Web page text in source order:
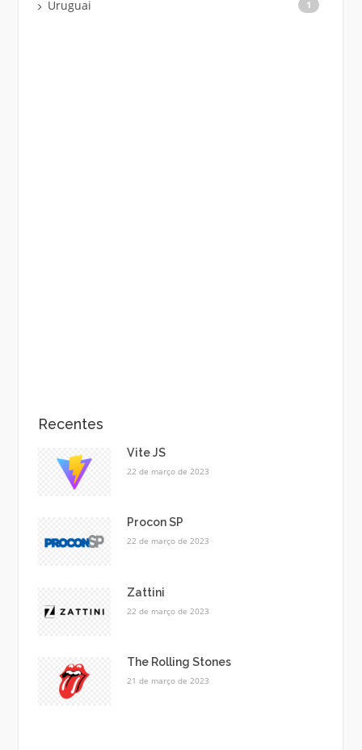
Uruguai 1
Recentes
Vite JS
22 de março de 2023
Procon SP
22 de março de 2023
Zattini
22 de março de 2023
The Rolling Stones
21 de março de 2023